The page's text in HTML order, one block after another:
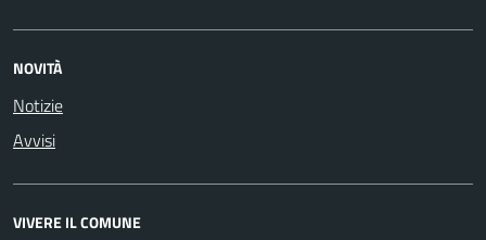
NOVITÀ
Notizie
Avvisi
VIVERE IL COMUNE